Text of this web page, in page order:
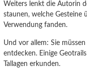
Weiters lenkt die Autorin
staunen, welche Gesteine
Verwendung fanden.
Und vor allem: Sie
entdecken. Einige
Tallagen erkunden.